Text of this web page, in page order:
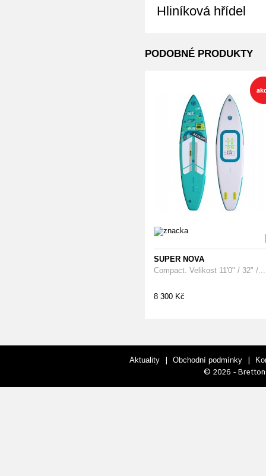
Hliníková hřídel
PODOBNÉ PRODUKTY
SUPER NOVA
Compact. Velikost 11'0" / 32" /...
8 300 Kč
Aktuality | Obchodní podmínky |
© 2026 - Bretton